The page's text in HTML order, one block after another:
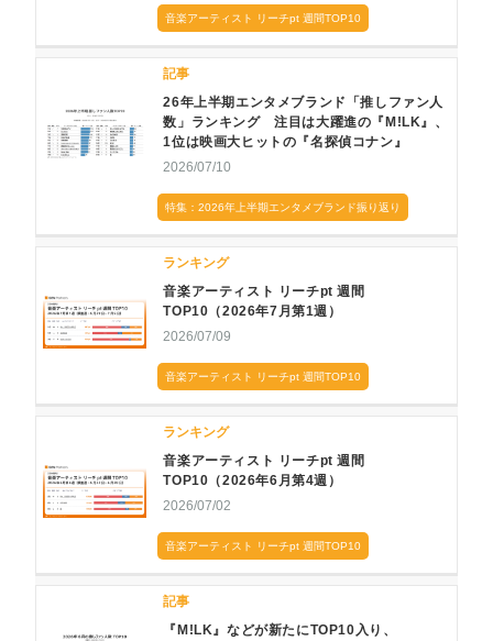
音楽アーティスト リーチpt 週間TOP10
記事
26年上半期エンタメブランド「推しファン人
数」ランキング 注目は大躍進の『M!LK』、
1位は映画大ヒットの『名探偵コナン』
2026/07/10
特集：2026年上半期エンタメブランド振り返り
ランキング
音楽アーティスト リーチpt 週間
TOP10（2026年7月第1週）
2026/07/09
音楽アーティスト リーチpt 週間TOP10
ランキング
音楽アーティスト リーチpt 週間
TOP10（2026年6月第4週）
2026/07/02
音楽アーティスト リーチpt 週間TOP10
記事
『M!LK』などが新たにTOP10入り、